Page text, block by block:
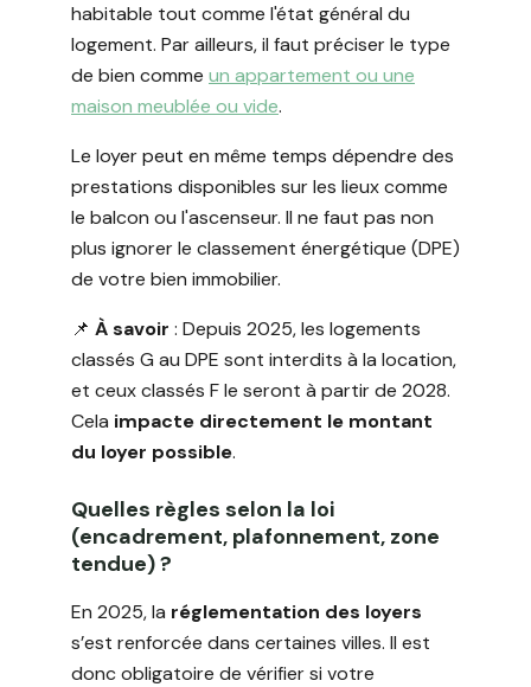
habitable tout comme l'état général du
logement. Par ailleurs, il faut préciser le type
de bien comme un appartement ou une
maison meublée ou vide.
Le loyer peut en même temps dépendre des
prestations disponibles sur les lieux comme
le balcon ou l'ascenseur. Il ne faut pas non
plus ignorer le classement énergétique (DPE)
de votre bien immobilier.
📌 À savoir : Depuis 2025, les logements
classés G au DPE sont interdits à la location,
et ceux classés F le seront à partir de 2028.
Cela impacte directement le montant
du loyer possible.
Quelles règles selon la loi
(encadrement, plafonnement, zone
tendue) ?
En 2025, la réglementation des loyers
s’est renforcée dans certaines villes. Il est
donc obligatoire de vérifier si votre